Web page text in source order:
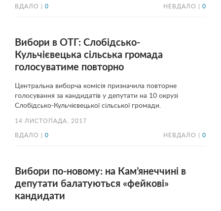
ВДАЛО | 0 НЕВДАЛО | 0
Вибори в ОТГ: Слобідсько-
Кульчієвецька сільська громада
голосуватиме повторно
Центральна виборча комісія призначила повторне
голосування за кандидатів у депутати на 10 окрузі
Слобідсько-Кульчієвецької сільської громади.
14 ЛИСТОПАДА, 2017
ВДАЛО | 0 НЕВДАЛО | 0
Вибори по-новому: на Кам’янеччині в
депутати балатуються «фейкові»
кандидати